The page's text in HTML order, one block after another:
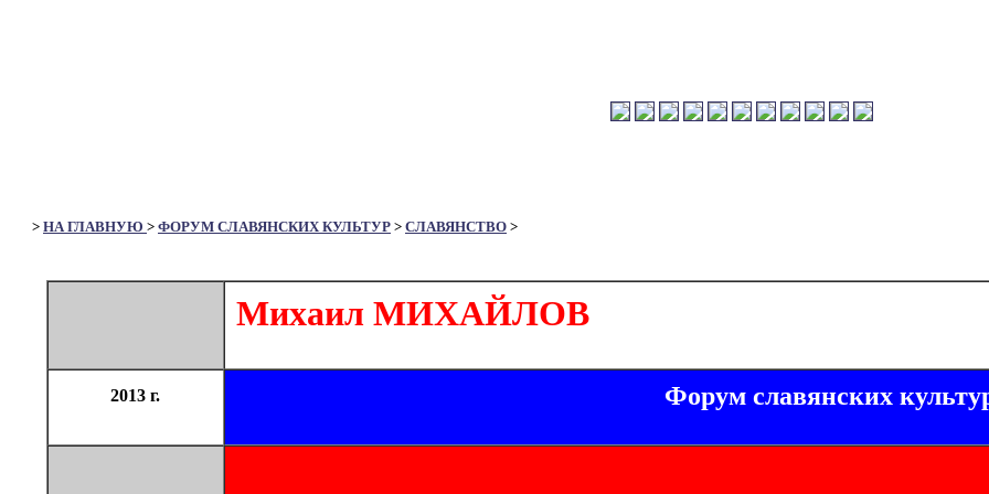
> НА ГЛАВНУЮ > ФОРУМ СЛАВЯНСКИХ КУЛЬТУР > СЛАВЯНСТВО >
Михаил МИХАЙЛОВ
2013 г. Форум славянских